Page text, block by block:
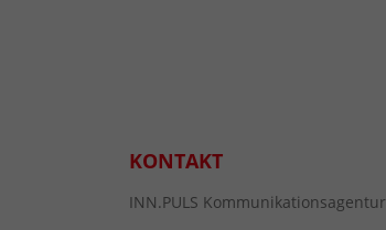
KONTAKT
INN.PULS Kommunikationsagentur